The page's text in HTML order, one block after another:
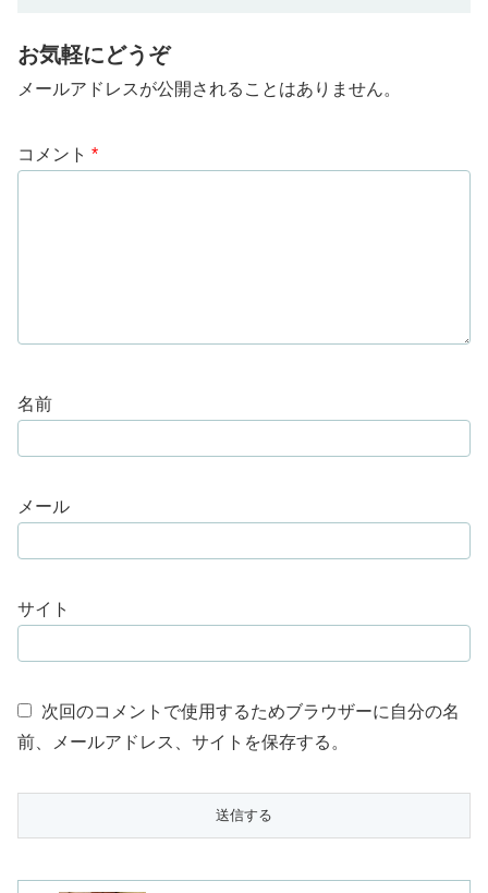
お気軽にどうぞ
メールアドレスが公開されることはありません。
コメント *
名前
メール
サイト
次回のコメントで使用するためブラウザーに自分の名
前、メールアドレス、サイトを保存する。